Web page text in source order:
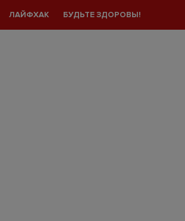
ЛАЙФХАК БУДЬТЕ ЗДОРОВЫ!